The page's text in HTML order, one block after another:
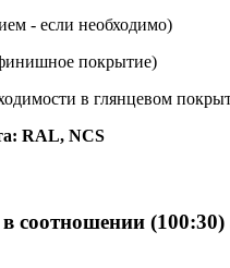
- если необходимо)
покрытие)
в глянцевом
RAL, NCS
соотношении